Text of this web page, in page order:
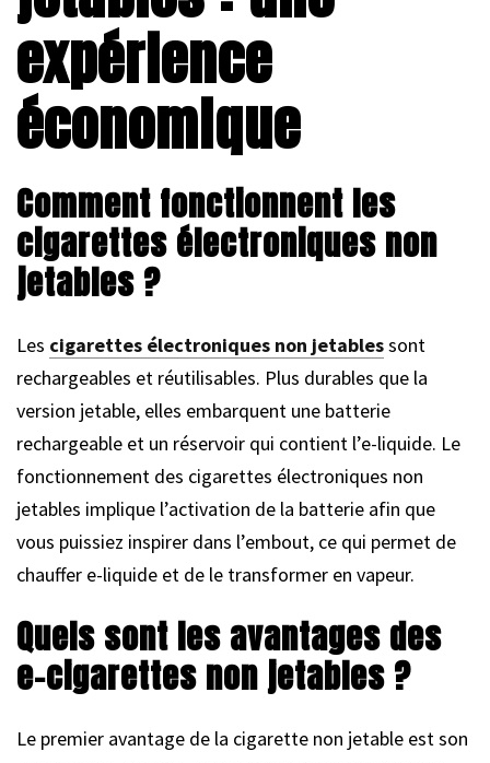
expérience
économique
Comment fonctionnent les
cigarettes électroniques non
jetables ?
Les cigarettes électroniques non jetablessont
rechargeables et réutilisables. Plus durables que la
version jetable, elles embarquent une batterie
rechargeable et un réservoir qui contient l’e-liquide. Le
fonctionnement des cigarettes électroniques non
jetables implique l’activation de la batterie afin que
vous puissiez inspirer dans l’embout, ce qui permet de
chauffer e-liquide et de le transformer en vapeur.
Quels sont les avantages des
e-cigarettes non jetables ?
Le premier avantage de la cigarette non jetable est son